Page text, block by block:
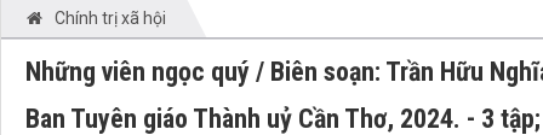
Chính trị xã hội
Những viên ngọc quý / Biên soạn: Trần Hữu
Ban Tuyên giáo Thành uỷ Cần Thơ, 2024. - 3